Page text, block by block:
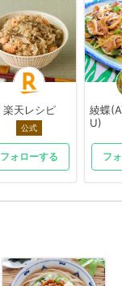
楽天レシピ
公式
フォローする
綾蝶
U)
フ